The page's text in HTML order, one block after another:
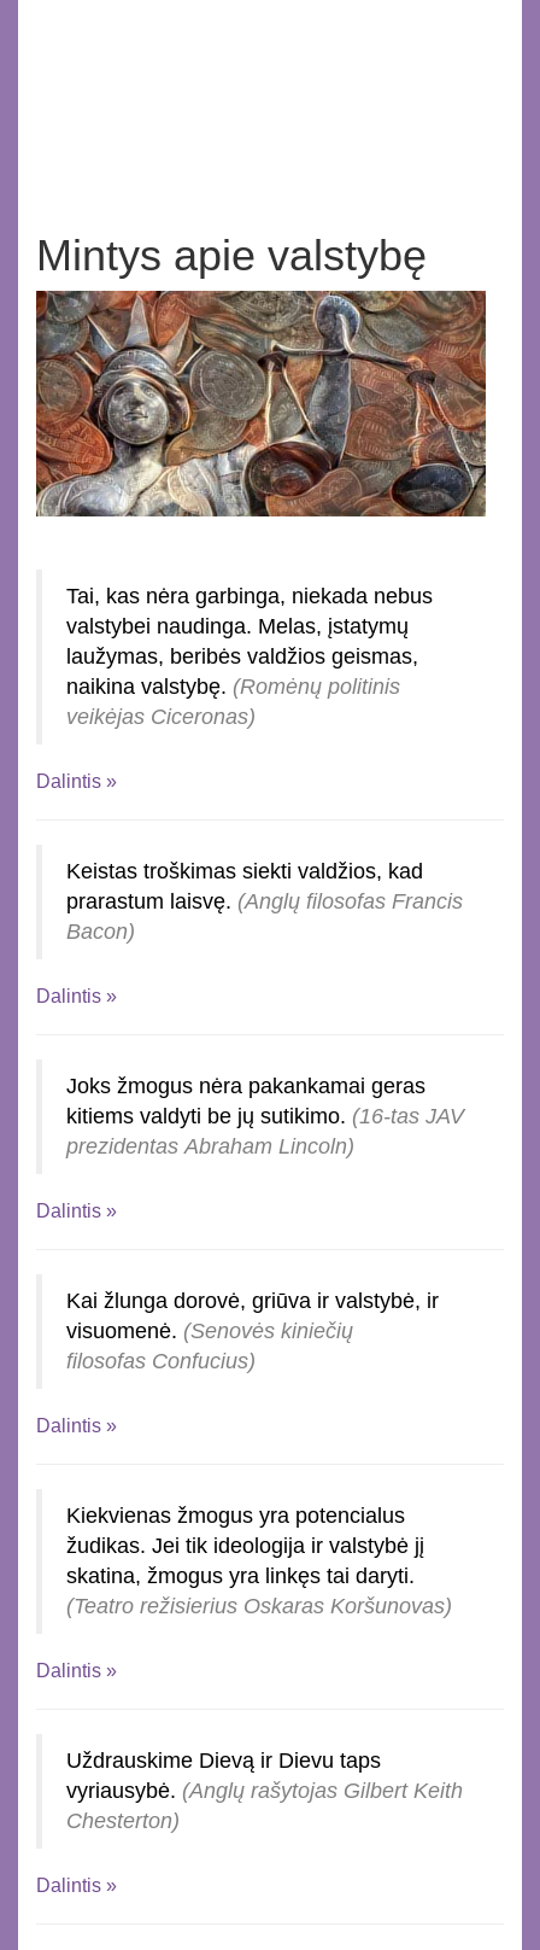
Mintys apie valstybę
Tai, kas nėra garbinga, niekada nebus
valstybei naudinga. Melas, įstatymų
laužymas, beribės valdžios geismas,
naikina valstybę. (Romėnų politinis
veikėjas Ciceronas)
Dalintis »
Keistas troškimas siekti valdžios, kad
prarastum laisvę. (Anglų filosofas Francis
Bacon)
Dalintis »
Joks žmogus nėra pakankamai geras
kitiems valdyti be jų sutikimo. (16-tas JAV
prezidentas Abraham Lincoln)
Dalintis »
Kai žlunga dorovė, griūva ir valstybė, ir
visuomenė. (Senovės kiniečių
filosofas Confucius)
Dalintis »
Kiekvienas žmogus yra potencialus
žudikas. Jei tik ideologija ir valstybė jį
skatina, žmogus yra linkęs tai daryti.
(Teatro režisierius Oskaras Koršunovas)
Dalintis »
Uždrauskime Dievą ir Dievu taps
vyriausybė. (Anglų rašytojas Gilbert Keith
Chesterton)
Dalintis »